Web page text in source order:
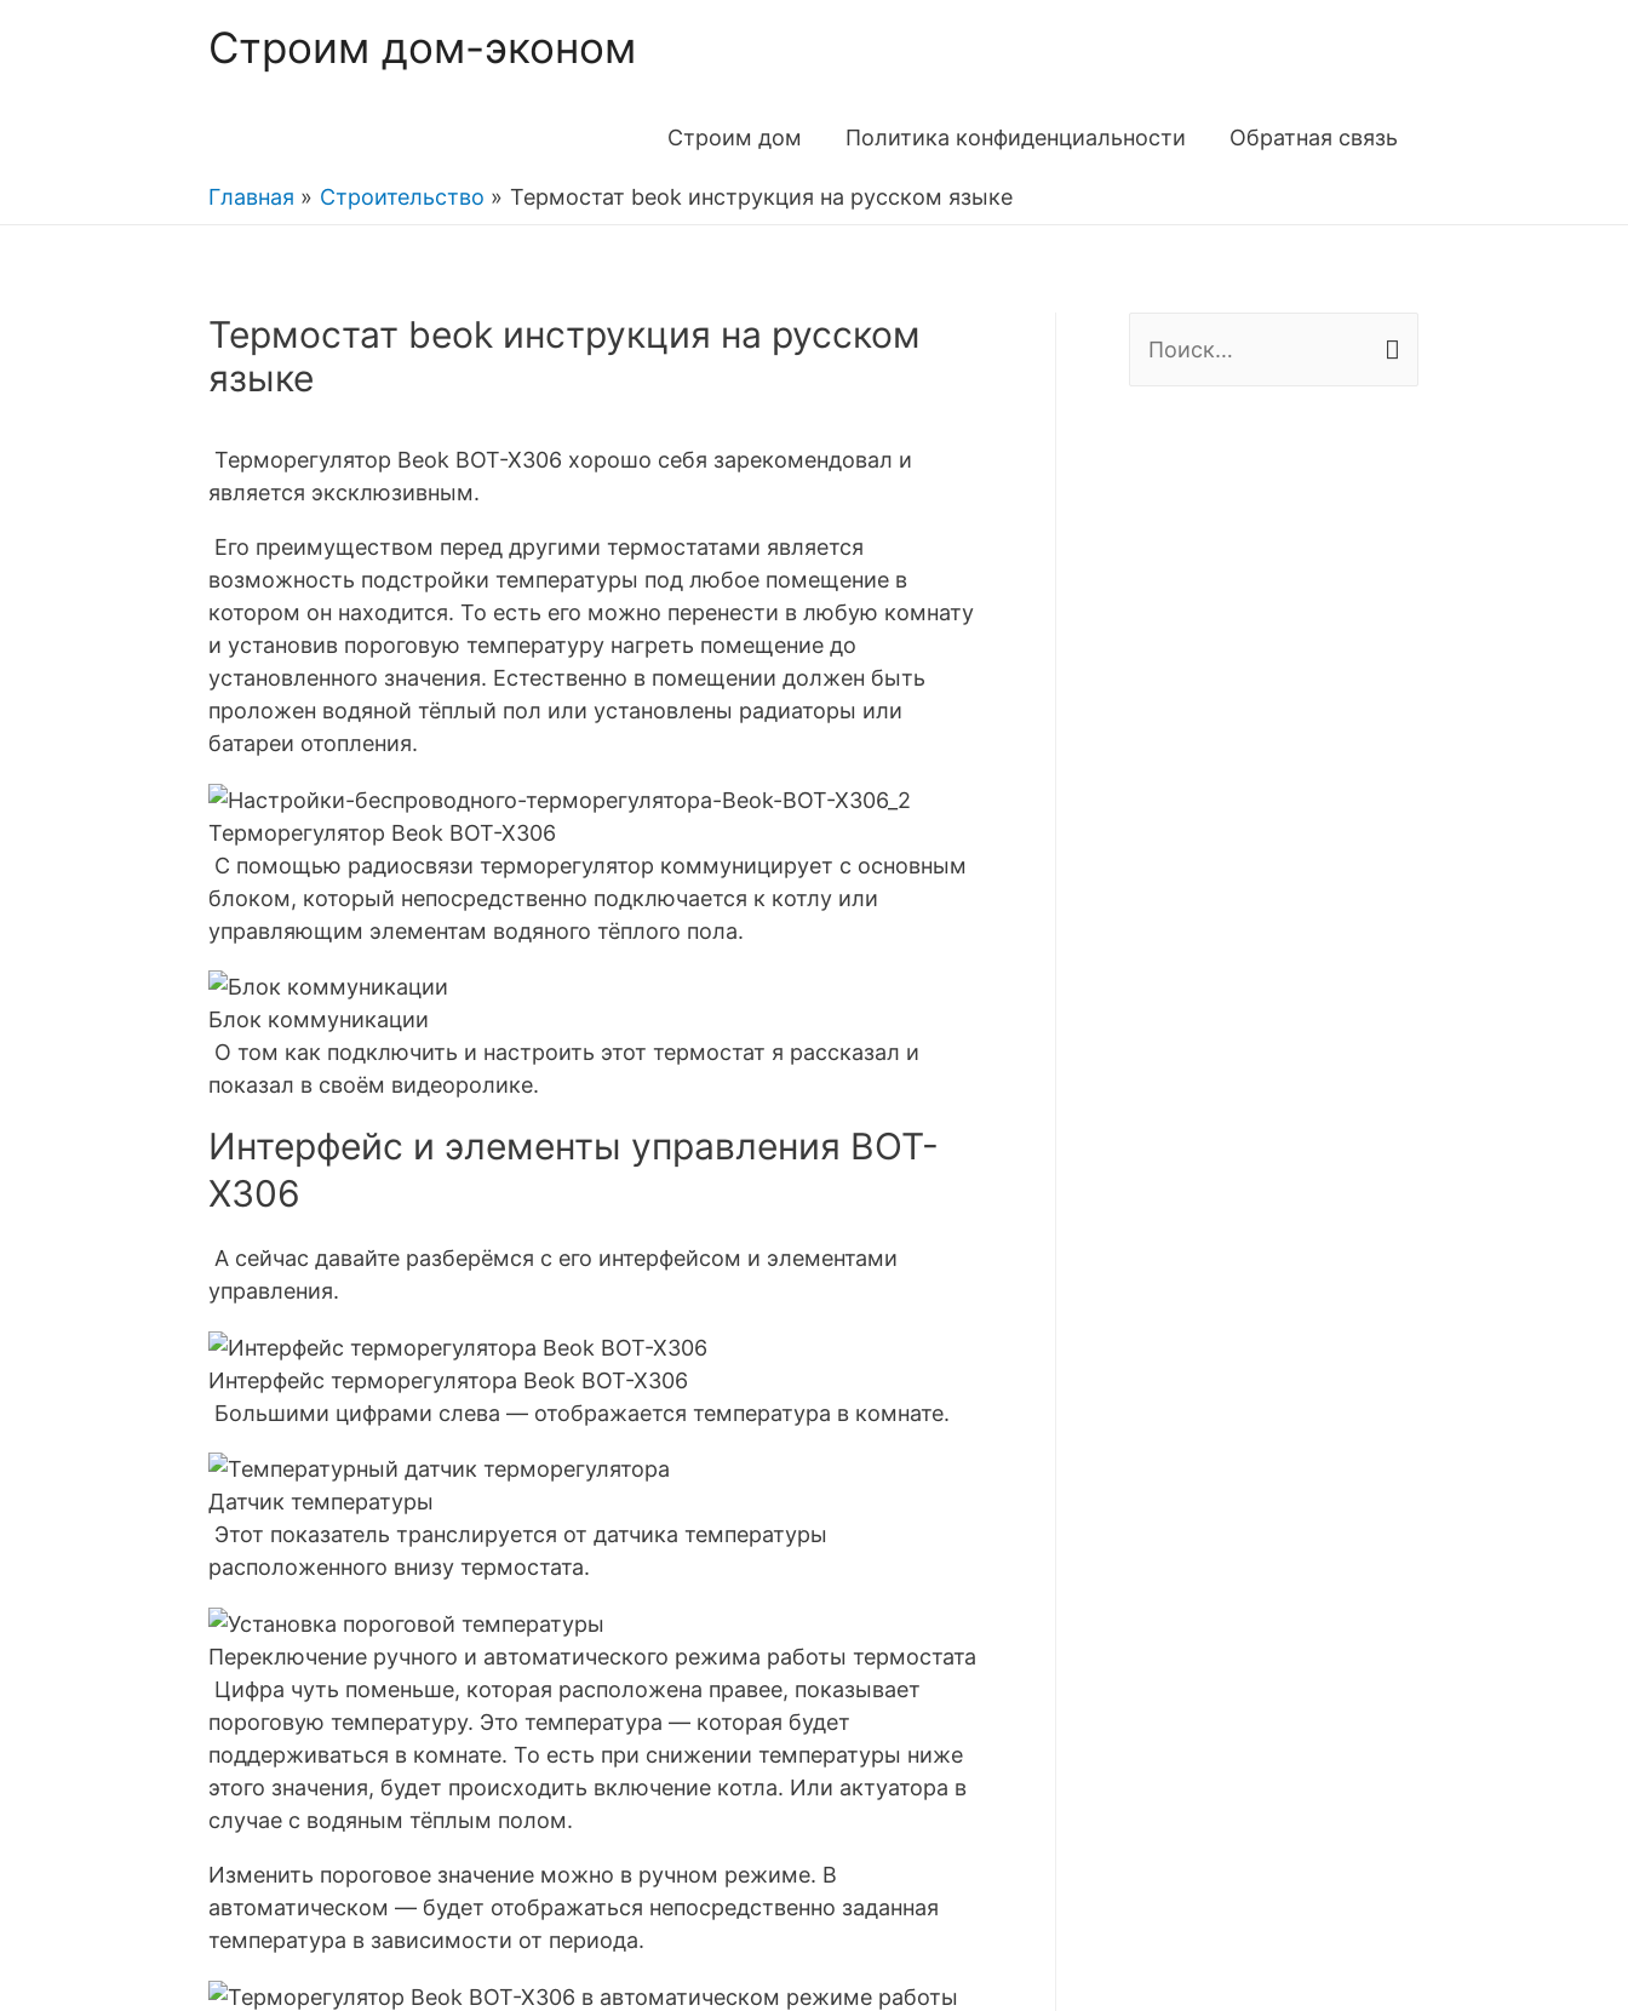
Строим дом-эконом
Строим дом Политика конфиденциальности Обратная связь
Главная Строительство Термостат beok инструкция на русском языке
Термостат beok инструкция на русском
языке
Терморегулятор Beok BOT-X306 хорошо себя зарекомендовал и
является эксклюзивным.
Его преимуществом перед другими термостатами является
возможность подстройки температуры под любое помещение в
котором он находится. То есть его можно перенести в любую комнату
и установив пороговую температуру нагреть помещение до
установленного значения. Естественно в помещении должен быть
проложен водяной тёплый пол или установлены радиаторы или
батареи отопления.
Терморегулятор Beok BOT-X306
С помощью радиосвязи терморегулятор коммуницирует с основным
блоком, который непосредственно подключается к котлу или
управляющим элементам водяного тёплого пола.
Блок коммуникации
О том как подключить и настроить этот термостат я рассказал и
показал в своём видеоролике.
Интерфейс и элементы управления BOT-
X306
А сейчас давайте разберёмся с его интерфейсом и элементами
управления.
Интерфейс терморегулятора Beok BOT-X306
Большими цифрами слева — отображается температура в комнате.
Датчик температуры
Этот показатель транслируется от датчика температуры
расположенного внизу термостата.
Переключение ручного и автоматического режима работы термостата
Цифра чуть поменьше, которая расположена правее, показывает
пороговую температуру. Это температура — которая будет
поддерживаться в комнате. То есть при снижении температуры ниже
этого значения, будет происходить включение котла. Или актуатора в
случае с водяным тёплым полом.
Изменить пороговое значение можно в ручном режиме. В
автоматическом — будет отображаться непосредственно заданная
температура в зависимости от периода.